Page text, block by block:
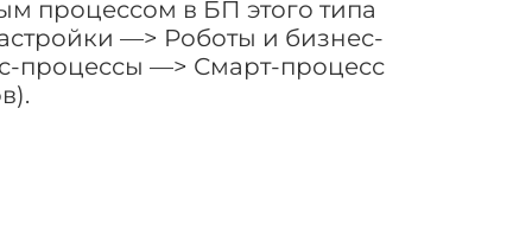
процессом в БП этого типа
—> Роботы и бизнес-
процессы —> Смарт-процесс